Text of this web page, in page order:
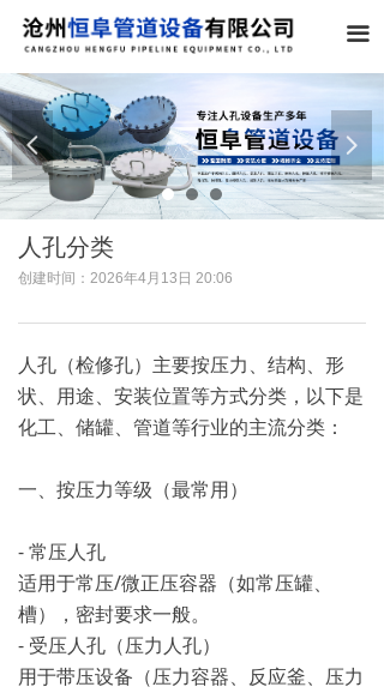
끀
넳 넲
人孔分类
创建时间： 2026年4月13日 20:06
人孔（检修孔）主要按压力、结构、形
状、用途、安装位置等方式分类，以下是
化工、储罐、管道等行业的主流分类：
一、按压力等级（最常用）
- 常压人孔
适用于常压/微正压容器（如常压罐、
槽），密封要求一般。
- 受压人孔（压力人孔）
用于带压设备（压力容器、反应釜、压力